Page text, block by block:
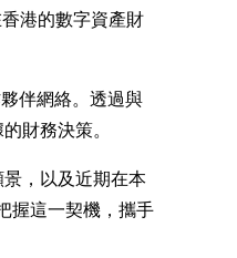
港的數字資產財
伴網絡。透過與
財務決策。
，以及近期在本
握這一契機，攜手